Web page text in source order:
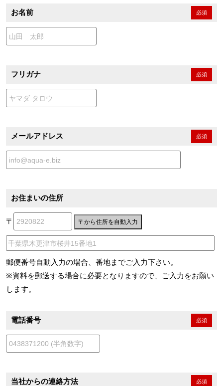
お名前 必須
フリガナ 必須
メールアドレス 必須
お住まいの住所
〒
郵便番号自動入力の場合、番地までご入力下さい。
※資料を郵送する場合に必要となりますので、ご入力をお願い
します。
電話番号 必須
当社からの連絡方法 必須